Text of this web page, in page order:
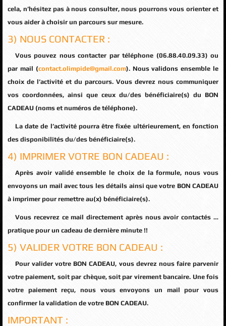
cela, n’hésitez pas à nous consulter, nous pourrons vous orienter et
vous aider à choisir un parcours sur mesure.
3) NOUS CONTACTER :
Vous pouvez nous contacter par téléphone (06.88.40.09.33) ou
par mail (contact.olimpide@gmail.com). Nous validons ensemble le
choix de l’activité et du parcours. Vous devrez nous communiquer
vos coordonnées, ainsi que ceux du/des bénéficiaire(s) du BON
CADEAU (noms et numéros de téléphone).
La date de l’activité pourra être fixée ultérieurement, en fonction
des disponibilités du/des bénéficiaire(s).
4) IMPRIMER VOTRE BON CADEAU :
Après avoir validé ensemble le choix de la formule, nous vous
envoyons un mail avec tous les détails ainsi que votre BON CADEAU
à imprimer pour remettre au(x) bénéficiaire(s).
Vous recevrez ce mail directement après nous avoir contactés …
pratique pour un cadeau de dernière minute !!
5) VALIDER VOTRE BON CADEAU :
Pour valider votre BON CADEAU, vous devrez nous faire parvenir
votre paiement, soit par chèque, soit par virement bancaire. Une fois
votre paiement reçu, nous vous envoyons un mail pour vous
confirmer la validation de votre BON CADEAU.
IMPORTANT :